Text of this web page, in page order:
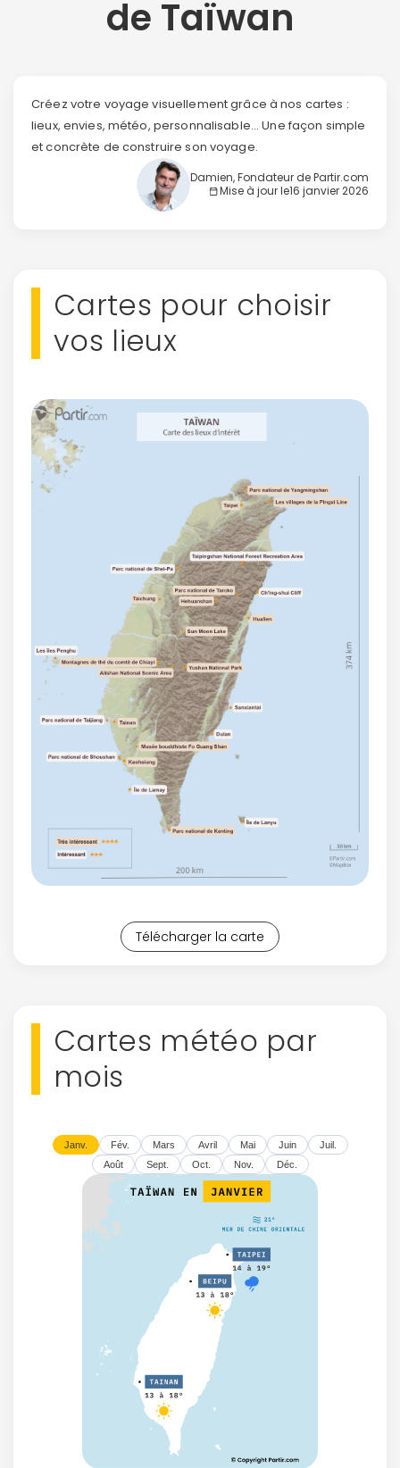
de Taïwan
Créez votre voyage visuellement grâce à nos cartes :
lieux, envies, météo, personnalisable... Une façon simple
et concrète de construire son voyage.
Damien, Fondateur de Partir.com
Mise à jour le16 janvier 2026
Cartes pour choisir
vos lieux
Télécharger la carte
Cartes météo par
mois
Janv. Fév. Mars Avril Mai Juin
Juil.
Août
Sept. Oct. Nov. Déc.